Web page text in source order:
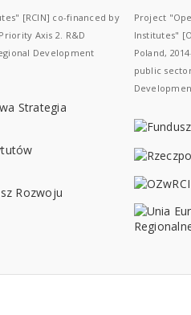
[RCIN] co-financed by
Axis 2. R&D
Development
Project
Institutes"
Poland,
public